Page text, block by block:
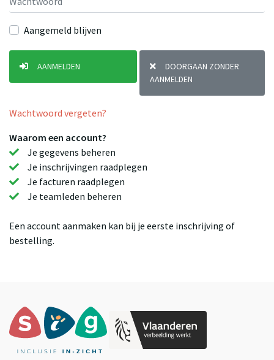
Aangemeld blijven
AANMELDEN
DOORGAAN ZONDER
AANMELDEN
Wachtwoord vergeten?
Waarom een account?
Je gegevens beheren
Je inschrijvingen raadplegen
Je facturen raadplegen
Je teamleden beheren
Een account aanmaken kan bij je eerste inschrijving of
bestelling.